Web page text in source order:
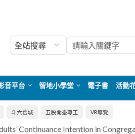
音平台 智地小學堂 電子書 活動
斗六舊城 五股開臺尊王 VR導覽
Continuance Intention in